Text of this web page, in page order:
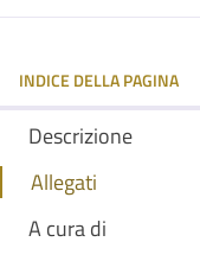
INDICE DELLA PAGINA
Descrizione
Allegati
A cura di